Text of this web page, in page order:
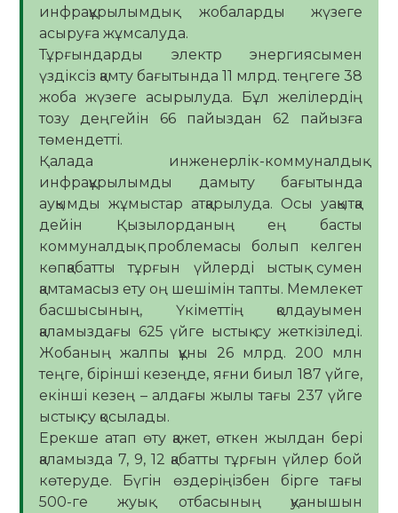
инфрақұрылымдық жобаларды жүзеге
асыруға жұмсалуда.
Тұрғындарды электр энергиясымен
үздіксіз қамту бағытында 11 млрд. теңгеге 38
жоба жүзеге асырылуда. Бұл желілердің
тозу деңгейін 66 пайыздан 62 пайызға
төмендетті.
Қалада инженерлік-коммуналдық
инфрақұрылымды дамыту бағытында
ауқымды жұмыстар атқарылуда. Осы уақытқа
дейін Қызылорданың ең басты
коммуналдық проблемасы болып келген
көпқабатты тұрғын үйлерді ыстық сумен
қамтамасыз ету оң шешімін тапты. Мемлекет
басшысының, Үкіметтің қолдауымен
қаламыздағы 625 үйге ыстық су жеткізіледі.
Жобаның жалпы құны 26 млрд. 200 млн
теңге, бірінші кезеңде, яғни биыл 187 үйге,
екінші кезең – алдағы жылы тағы 237 үйге
ыстық су қосылады.
Ерекше атап өту қажет, өткен жылдан бері
қаламызда 7, 9, 12 қабатты тұрғын үйлер бой
көтеруде. Бүгін өздеріңізбен бірге тағы
500-ге жуық отбасының қуанышын